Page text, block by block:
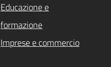
Educazione e
formazione
Imprese e commercio